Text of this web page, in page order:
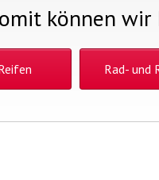
können
Rad- und